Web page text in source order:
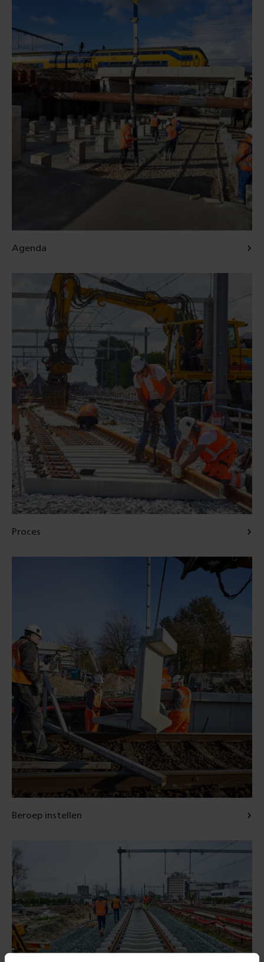
Agenda
Proces
Beroep instellen